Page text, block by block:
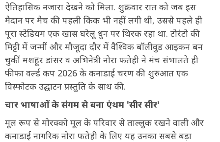
ऐतिहासिक नजारा देखने को मिला. शुक्रवार रात को जब इस
मैदान पर मैच की पहली किक भी नहीं लगी थी, उससे पहले ही
पूरा स्टेडियम एक खास घरेलू धुन पर थिरक रहा था. टोरंटो की
मिट्टी में जन्मीं और मौजूदा दौर में वैश्विक बॉलीवुड आइकन बन
चुकीं मशहूर डांसर व अभिनेत्री नोरा फतेही ने मंच संभालते ही
फीफा वर्ल्ड कप 2026 के कनाडाई चरण की शुरुआत एक
विस्फोटक उद्घाटन प्रस्तुति के साथ की.
चार भाषाओं के संगम से बना एंथम 'सीर सीर'
मूल रूप से मोरक्को मूल के परिवार से ताल्लुक रखने वाली और
कनाडाई नागरिक नोरा फतेही के लिए यह उनका सबसे बड़ा